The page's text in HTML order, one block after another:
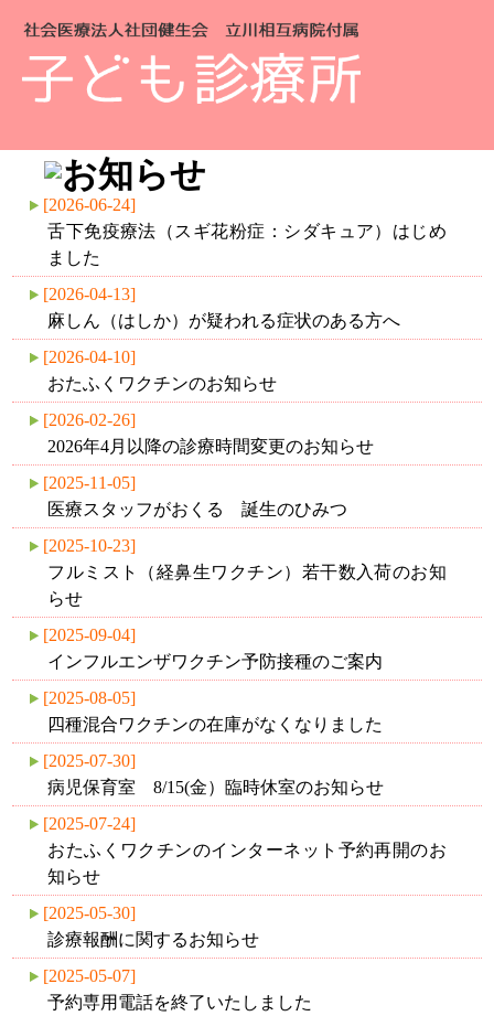
アクセス
[2026-06-24]
舌下免疫療法（スギ花粉症：シダキュア）はじめ
ました
[2026-04-13]
麻しん（はしか）が疑われる症状のある方へ
[2026-04-10]
おたふくワクチンのお知らせ
[2026-02-26]
2026年4月以降の診療時間変更のお知らせ
[2025-11-05]
医療スタッフがおくる 誕生のひみつ
[2025-10-23]
フルミスト（経鼻生ワクチン）若干数入荷のお知
らせ
[2025-09-04]
インフルエンザワクチン予防接種のご案内
[2025-08-05]
四種混合ワクチンの在庫がなくなりました
[2025-07-30]
病児保育室 8/15(金）臨時休室のお知らせ
[2025-07-24]
おたふくワクチンのインターネット予約再開のお
知らせ
[2025-05-30]
診療報酬に関するお知らせ
[2025-05-07]
予約専用電話を終了いたしました